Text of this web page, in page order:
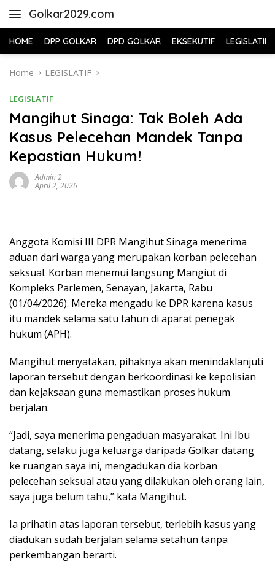
Golkar2029.com
HOME DPP GOLKAR DPD GOLKAR EKSEKUTIF LEGISLATIF
Home LEGISLATIF
LEGISLATIF
Mangihut Sinaga: Tak Boleh Ada
Kasus Pelecehan Mandek Tanpa
Kepastian Hukum!
Admin 2
April 2, 2026
Anggota Komisi III DPR Mangihut Sinaga menerima
aduan dari warga yang merupakan korban pelecehan
seksual. Korban menemui langsung Mangiut di
Kompleks Parlemen, Senayan, Jakarta, Rabu
(01/04/2026). Mereka mengadu ke DPR karena kasus
itu mandek selama satu tahun di aparat penegak
hukum (APH).
Mangihut menyatakan, pihaknya akan menindaklanjuti
laporan tersebut dengan berkoordinasi ke kepolisian
dan kejaksaan guna memastikan proses hukum
berjalan.
“Jadi, saya menerima pengaduan masyarakat. Ini Ibu
datang, selaku juga keluarga daripada Golkar datang
ke ruangan saya ini, mengadukan dia korban
pelecehan seksual atau yang dilakukan oleh orang lain,
saya juga belum tahu,” kata Mangihut.
Ia prihatin atas laporan tersebut, terlebih kasus yang
diadukan sudah berjalan selama setahun tanpa
perkembangan berarti.